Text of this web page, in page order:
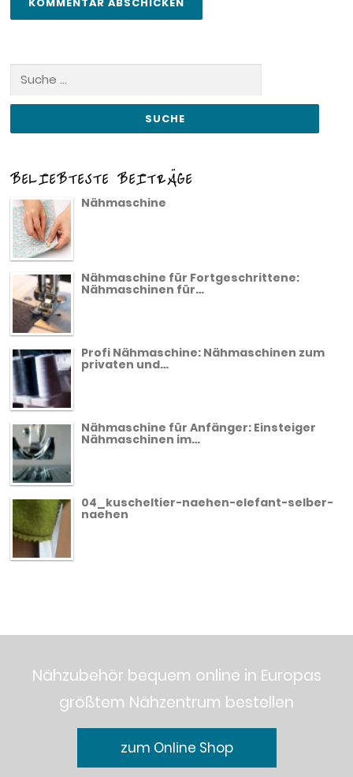
Suche
BELIEBTESTE BEITRÄGE
Nähmaschine
Nähmaschine für Fortgeschrittene:
Nähmaschinen für…
Profi Nähmaschine: Nähmaschinen zum
privaten und…
Nähmaschine für Anfänger: Einsteiger
Nähmaschinen im…
04_kuscheltier-naehen-elefant-selber-
naehen
Nähzubehör bequem online in Europas
größtem Nähzentrum bestellen
zum Online Shop